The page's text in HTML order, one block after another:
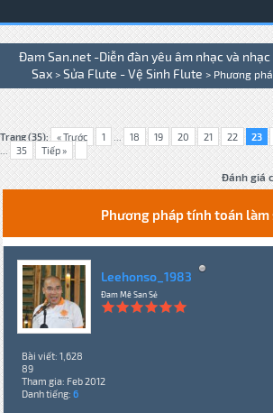
Đam San.net -Diễn đàn yêu âm nhạc và
Sax > Sửa Flute - Vệ Sinh Flute > Phương
Trang (35): « Trước 1 ... 18 19 20 21 22 23
... 35 Tiếp »
Đánh giá
Phương pháp tính toán làm
Leehonso_1983
Đam Mê San Sẻ
Bài viết: 1,628
89
Tham gia: Feb 2012
Danh tiếng: 6